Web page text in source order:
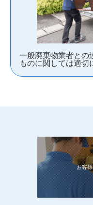
一般廃棄物業者との
ものに関しては適切
お客